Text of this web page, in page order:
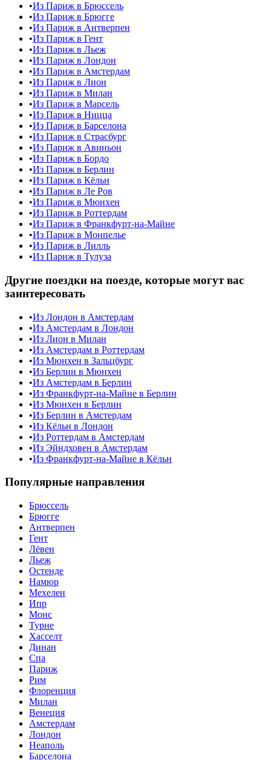
•Из Париж в Брюссель
•Из Париж в Брюгге
•Из Париж в Антверпен
•Из Париж в Гент
•Из Париж в Льеж
•Из Париж в Лондон
•Из Париж в Амстердам
•Из Париж в Лион
•Из Париж в Милан
•Из Париж в Марсель
•Из Париж в Ницца
•Из Париж в Барселона
•Из Париж в Страсбург
•Из Париж в Авиньон
•Из Париж в Бордо
•Из Париж в Берлин
•Из Париж в Кёльн
•Из Париж в Ле Ров
•Из Париж в Мюнхен
•Из Париж в Роттердам
•Из Париж в Франкфурт-на-Майне
•Из Париж в Монпелье
•Из Париж в Лилль
•Из Париж в Тулуза
Другие поездки на поезде, которые могут вас
заинтересовать
•Из Лондон в Амстердам
•Из Амстердам в Лондон
•Из Лион в Милан
•Из Амстердам в Роттердам
•Из Мюнхен в Зальцбург
•Из Берлин в Мюнхен
•Из Амстердам в Берлин
•Из Франкфурт-на-Майне в Берлин
•Из Мюнхен в Берлин
•Из Берлин в Амстердам
•Из Кёльн в Лондон
•Из Роттердам в Амстердам
•Из Эйндховен в Амстердам
•Из Франкфурт-на-Майне в Кёльн
Популярные направления
Брюссель
Брюгге
Антверпен
Гент
Лёвен
Льеж
Остенде
Намюр
Мехелен
Ипр
Монс
Турне
Хасселт
Динан
Спа
Париж
Рим
Флоренция
Милан
Венеция
Амстердам
Лондон
Неаполь
Барселона